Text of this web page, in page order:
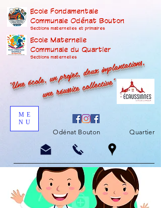
Ecole Fondamentale
Communale Odénat Bouton
Sections maternelles et primaires
Ecole Maternelle
Communale du Quartier
Sections maternelles
"Une école, un projet, deux implantations,
une réussite collective"
ME
NU
Odénat Bouton Quartier